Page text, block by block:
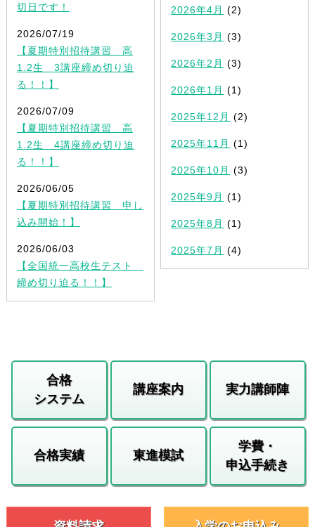
切日です！
2026/07/19
【夏期特別招待講習 高
1.2生 3講座締め切り迫
る！！】
2026/07/09
【夏期特別招待講習 高
1.2生 4講座締め切り迫
る！！】
2026/06/05
【夏期特別招待講習 申し
込み開始！】
2026/06/03
【全国統一高校生テスト
締め切り迫る！！】
2026年4月 (2)
2026年3月 (3)
2026年2月 (3)
2026年1月 (1)
2025年12月 (2)
2025年11月 (1)
2025年10月 (3)
2025年9月 (1)
2025年8月 (1)
2025年7月 (4)
合格
システム
講座案内 実力講師陣
合格実績 東進模試
学費・
申込手続き